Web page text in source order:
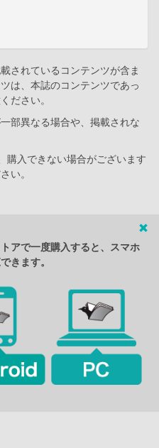
されているコンテンツが含ま
は、本誌のコンテンツであっ
ださい。
部異なる場合や、掲載されな
入できない場合がございます
い。
アで一度購入すると、スマホ
きます。